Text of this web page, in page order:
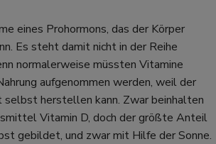
eines Prohormons, das der Körper
Es steht damit nicht in der Reihe
normalerweise müssten Vitamine
aufgenommen werden, weil der
selbst herstellen kann. Zwar beinhalten
Vitamin D, doch der größte Anteil
gebildet, und zwar mit Hilfe der Sonne.